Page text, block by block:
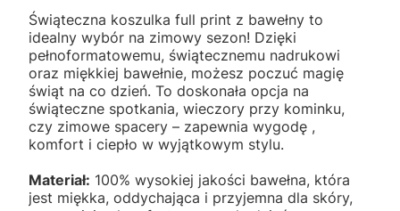
Świąteczna koszulka full print z bawełny to
idealny wybór na zimowy sezon! Dzięki
pełnoformatowemu, świątecznemu nadrukowi
oraz miękkiej bawełnie, możesz poczuć magię
świąt na co dzień. To doskonała opcja na
świąteczne spotkania, wieczory przy kominku,
czy zimowe spacery – zapewnia wygodę ,
komfort i ciepło w wyjątkowym stylu.
Materiał: 100% wysokiej jakości bawełna, która
jest miękka, oddychająca i przyjemna dla skóry,